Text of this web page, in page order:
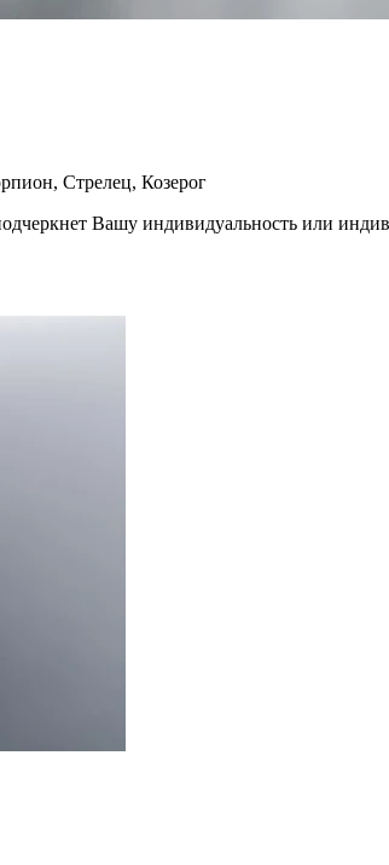
Стрелец, Козерог
Вашу индивидуальность или